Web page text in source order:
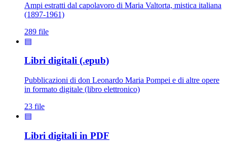
Ampi estratti dal capolavoro di Maria Valtorta, mistica italiana
(1897-1961)
289 file
▤
Libri digitali (.epub)
Pubblicazioni di don Leonardo Maria Pompei e di altre opere
in formato digitale (libro elettronico)
23 file
▤
Libri digitali in PDF